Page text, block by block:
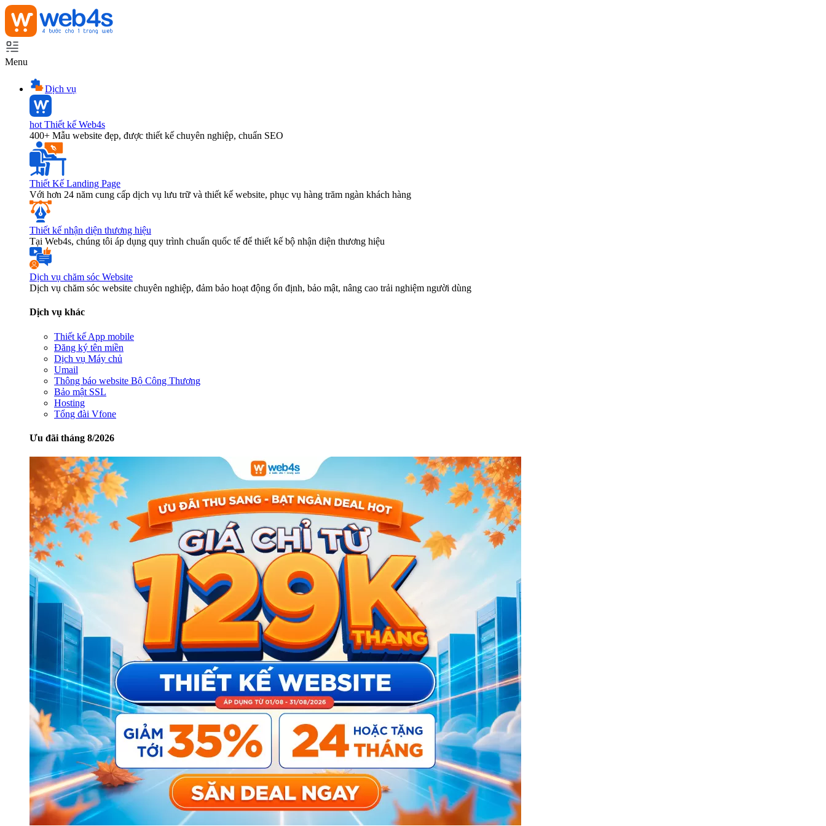
Menu
Dịch vụ
hot Thiết kế Web4s
400+ Mẫu website đẹp, được thiết kế chuyên nghiệp, chuẩn SEO
Thiết Kế Landing Page
Với hơn 24 năm cung cấp dịch vụ lưu trữ và thiết kế website, phục vụ hàng trăm ngàn khách hàng
Thiết kế nhận diện thương hiệu
Tại Web4s, chúng tôi áp dụng quy trình chuẩn quốc tế để thiết kế bộ nhận diện thương hiệu
Dịch vụ chăm sóc Website
Dịch vụ chăm sóc website chuyên nghiệp, đảm bảo hoạt động ổn định, bảo mật, nâng cao trải nghiệm người dùng
Dịch vụ khác
Thiết kế App mobile
Đăng ký tên miền
Dịch vụ Máy chủ
Umail
Thông báo website Bộ Công Thương
Bảo mật SSL
Hosting
Tổng đài Vfone
Ưu đãi tháng 8/2026